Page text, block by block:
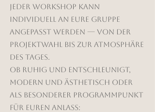
Jeder Workshop kann
individuell an eure Gruppe
angepasst werden — von der
Projektwahl bis zur Atmosphäre
des Tages.
Ob ruhig und entschleunigt,
modern und ästhetisch oder
als besonderer Programmpunkt
für euren Anlass: